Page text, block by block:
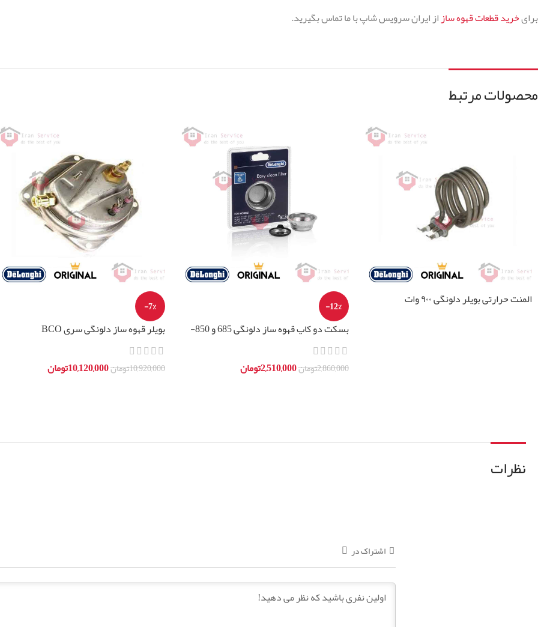
برایخرید قطعات قهوه سازاز ایران سرویس شاپ با ما تماس بگیرید.
محصولات مرتبط
المنت حرارتی بویلر دلونگی ۹۰۰ وات -12%
بسکت دو کاپ قهوه ساز دلونگی 685 و 850-
بسکت دبل قهوه ساز دلونگی
2,860,000تومان2,510,000تومان
-7%
بویلر قهوه ساز دلونگی سری BCO
10,920,000تومان10,120,000تومان
نظرات
اشتراک در